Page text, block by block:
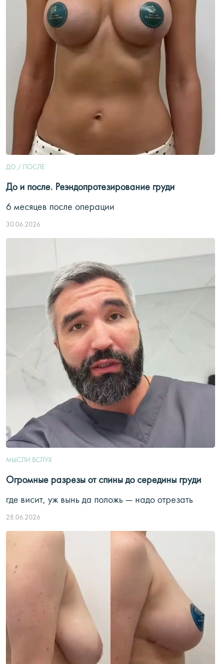
ДО / ПОСЛЕ
До и после. Реэндопротезирование груди
6 месяцев после операции
30.06.2026
МЫСЛИ ВСЛУХ
Огромные разрезы от спины до середины груди
где висит, уж вынь да положь — надо отрезать
28.06.2026